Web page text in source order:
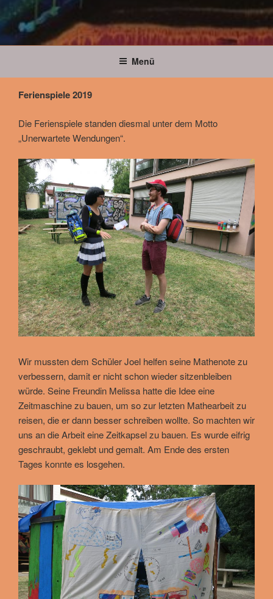
Menü
Ferienspiele 2019
Die Ferienspiele standen diesmal unter dem Motto
„Unerwartete Wendungen“.
Wir mussten dem Schüler Joel helfen seine Mathenote zu
verbessern, damit er nicht schon wieder sitzenbleiben
würde. Seine Freundin Melissa hatte die Idee eine
Zeitmaschine zu bauen, um so zur letzten Mathearbeit zu
reisen, die er dann besser schreiben wollte. So machten wir
uns an die Arbeit eine Zeitkapsel zu bauen. Es wurde eifrig
geschraubt, geklebt und gemalt. Am Ende des ersten
Tages konnte es losgehen.